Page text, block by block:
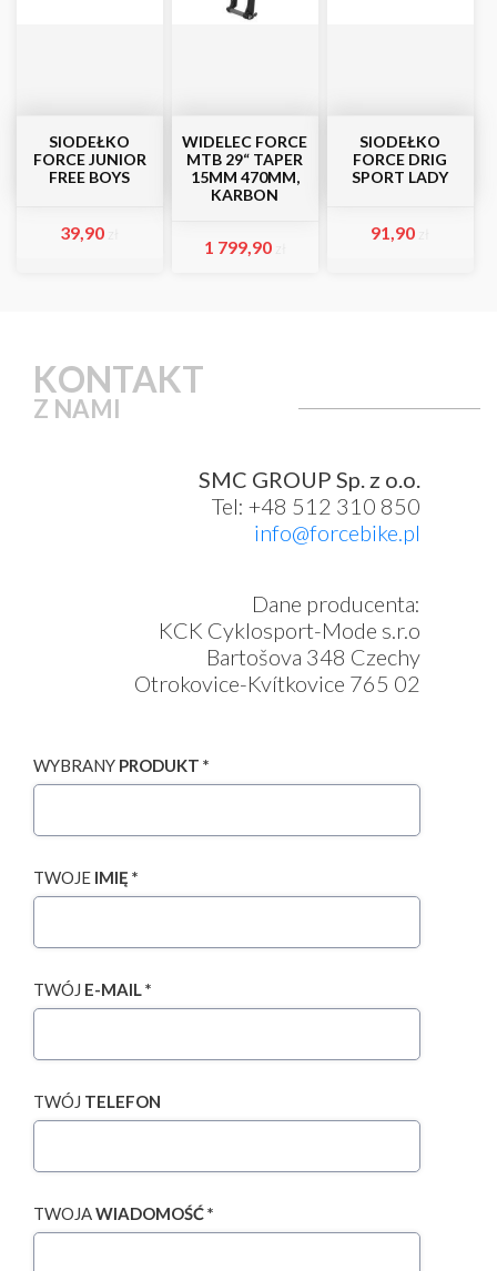
SIODEŁKO
FORCE JUNIOR
FREE BOYS
39,90
WIDELEC FORCE
MTB 29“ TAPER
15MM 470MM,
KARBON
1 799,90
SIODEŁKO
FORCE DRIG
SPORT LADY
91,90
KONTAKT
Z NAMI
SMC GROUP Sp. z o.o.
Tel: +48 512 310 850
info@forcebike.pl
Dane producenta:
KCK Cyklosport-Mode s.r.o
Bartošova 348 Czechy
Otrokovice-Kvítkovice 765 02
WYBRANY PRODUKT *
TWOJE IMIĘ *
TWÓJ E-MAIL *
TWÓJ TELEFON
TWOJAWIADOMOŚĆ *